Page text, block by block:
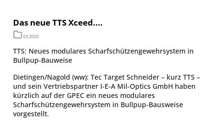
Das neue TTS Xceed....
03.2020
TTS: Neues modulares Scharfschützengewehrsystem in
Bullpup-Bauweise
Dietingen/Nagold (ww): Tec Target Schneider – kurz TTS –
und sein Vertriebspartner I-E-A Mil-Optics GmbH haben
kürzlich auf der GPEC ein neues modulares
Scharfschützengewehrsystem in Bullpup-Bausweise
vorgestellt.